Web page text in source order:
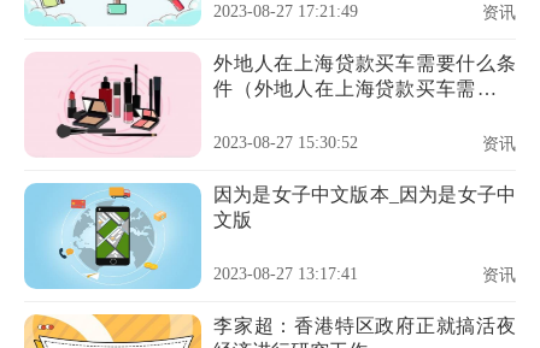
2023-08-27 17:21:49 资讯
外地人在上海贷款买车需要什么条
件（外地人在上海贷款买车需要什
2023-08-27 15:30:52 资讯
因为是女子中文版本_因为是女子中
文版
2023-08-27 13:17:41 资讯
李家超：香港特区政府正就搞活夜